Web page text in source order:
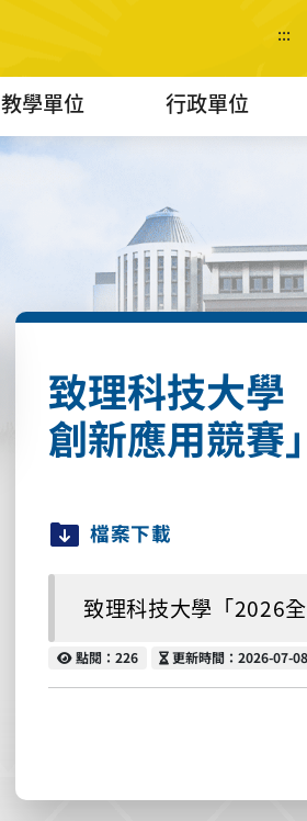
:::
教學單位 行政單位
致理科技大學
創新應用競賽
檔案下載
致理科技大學「2026
點閱
點閱：226 更新時間
更新時間：2026-07-